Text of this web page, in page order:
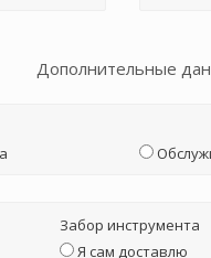
Дополнительные
Забор инструмента
Я сам доставлю